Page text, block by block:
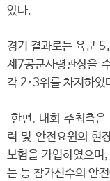
았다.
경기 결과로는 육군 5
제7공군사령관상을
각 2·3위를 차지하였
한편, 대회 주최측은
력 및 안전요원의 현
보험을 가입하였으며
는 등 참가선수의 안